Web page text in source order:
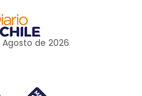
Agosto de 2026